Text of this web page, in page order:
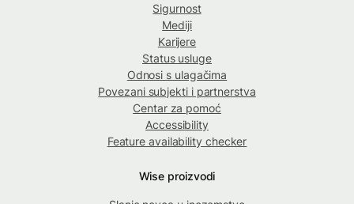
Sigurnost
Mediji
Karijere
Status usluge
Odnosi s ulagačima
Povezani subjekti i partnerstva
Centar za pomoć
Accessibility
Feature availability checker
Wise proizvodi